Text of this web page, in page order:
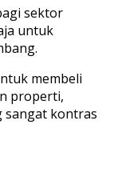
sektor
untuk
membeli
properti,
sangat kontras